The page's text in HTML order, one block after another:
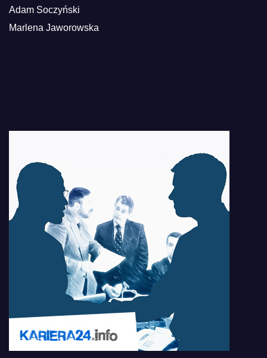
Adam Soczyński
Marlena Jaworowska